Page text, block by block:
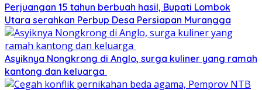
Perjuangan 15 tahun berbuah hasil, Bupati Lombok
Utara serahkan Perbup Desa Persiapan Murangga
Asyiknya Nongkrong di Anglo, surga kuliner yang ramah
kantong dan keluarga